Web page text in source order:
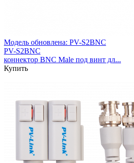
Модель обновлена: PV-S2BNC
PV-S2BNC
коннектор BNC Male под винт дл...
Купить